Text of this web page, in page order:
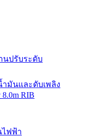
นปรับระดับ
ำมันและดับเพลิง
8.0m RIB
ไฟฟ้า